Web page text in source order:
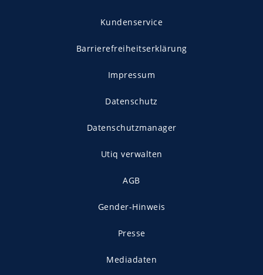
Kundenservice
Barrierefreiheitserklärung
Impressum
Datenschutz
Datenschutzmanager
Utiq verwalten
AGB
Gender-Hinweis
Presse
Mediadaten